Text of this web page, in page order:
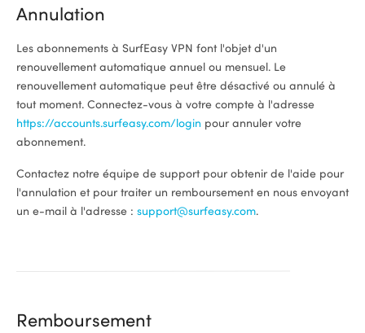
Annulation
Les abonnements à SurfEasy VPN font l'objet d'un
renouvellement automatique annuel ou mensuel. Le
renouvellement automatique peut être désactivé ou annulé à
tout moment. Connectez-vous à votre compte à l'adresse
https://accounts.surfeasy.com/login pour annuler votre
abonnement.
Contactez notre équipe de support pour obtenir de l'aide pour
l'annulation et pour traiter un remboursement en nous envoyant
un e-mail à l'adresse : support@surfeasy.com.
Remboursement